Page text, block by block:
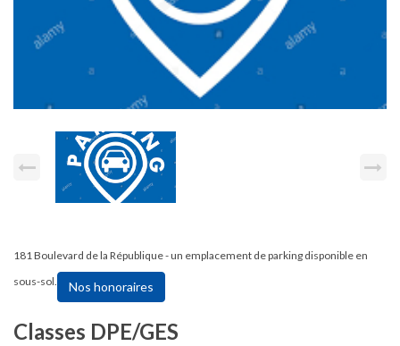
181 Boulevard de la République - un emplacement de parking disponible en
sous-sol.
Nos honoraires
Classes DPE/GES